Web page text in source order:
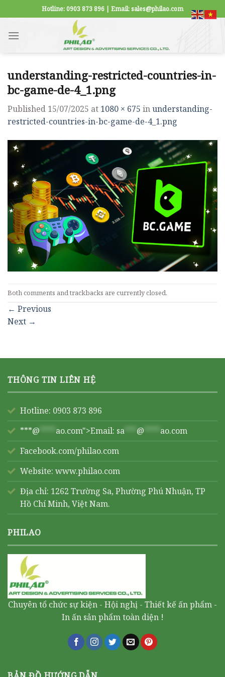
to
content
Hotline: 0903 873 896 | Email: sales@philao.com
understanding-restricted-countries-in-
bc-game-de-4_1.png
Published 15/07/2025 at 1080 × 675 inunderstanding-
restricted-countries-in-bc-game-de-4_1.png
Both comments and trackbacks are currently closed.
← Previous
Next →
THÔNG TIN LIÊN HỆ
Hotline: 0903 873 896
***@ **** ao.com">Email: sa *** @ **** ao.com
Facebook.com/philao.com
Website: www.philao.com
Địa chỉ: 1262 Trường Sa, Phường Phú Nhuận, TP
Hồ Chí Minh, Việt Nam.
PHILAO
Chuyên tổ chức sự kiện - Hội nghị - Thiết kế ấn phẩm -
In ấn sản phẩm toàn diện !